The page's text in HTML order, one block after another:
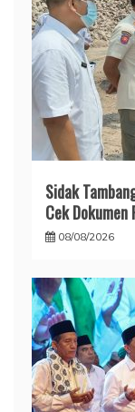
Sidak
Cek
08/08/2026